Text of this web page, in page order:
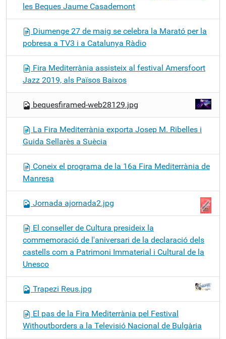
les Beques Jaume Casademont
Diumenge 27 de maig se celebra la Marató per la
pobresa a TV3 i a Catalunya Ràdio
Fira Mediterrània assisteix al festival Amersfoort
Jazz 2019, als Països Baixos
bequesfiramed-web28129.jpg
La Fira Mediterrània exporta Josep M. Ribelles i
Guida Sellarès a Suècia
Coneix el programa de la 16a Fira Mediterrània de
Manresa
Jornada ajornada2.jpg
El conseller de Cultura presideix la
commemoració de l'aniversari de la declaració dels
castells com a Patrimoni Immaterial i Cultural de la
Unesco
Trapezi Reus.jpg
El pas de la Fira Mediterrània pel Festival
Withoutborders a la Televisió Nacional de Bulgària